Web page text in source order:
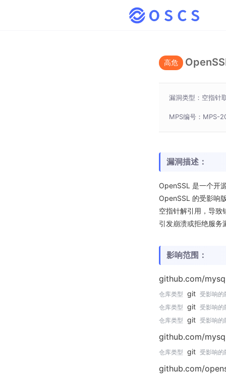
高危
漏洞类型：空指针
MPS编号：MPS-
漏洞描述：
OpenSSL 是一个开
OpenSSL 的受影响
空指针解引用，导
引发崩溃或拒绝服务
影响范围：
github.com/
仓库类型 git 受影响的
仓库类型 git 受影响的
仓库类型 git 受影响的
github.com/
仓库类型 git 受影响的
github.com/